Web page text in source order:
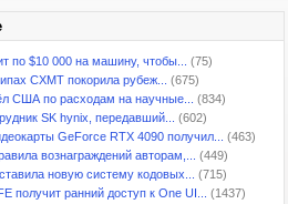
по $10 000 на машину, чтобы...
(75)
CXMT покорила рубеж...
(675)
США по расходам на научные...
(834)
SK hynix, передавший...
(602)
GeForce RTX 4090 получил...
(463)
вознаграждений авторам,...
(449)
новую систему кодовых...
(715)
получит ранний доступ к One UI...
(1437)